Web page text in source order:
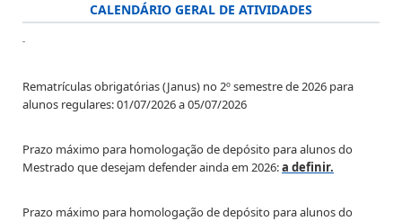
CALENDÁRIO GERAL DE ATIVIDADES
Rematrículas obrigatórias (Janus) no 2º semestre de 2026 para
alunos regulares: 01/07/2026 a 05/07/2026
Prazo máximo para homologação de depósito para alunos do
Mestrado que desejam defender ainda em 2026:a definir.
Prazo máximo para homologação de depósito para alunos do